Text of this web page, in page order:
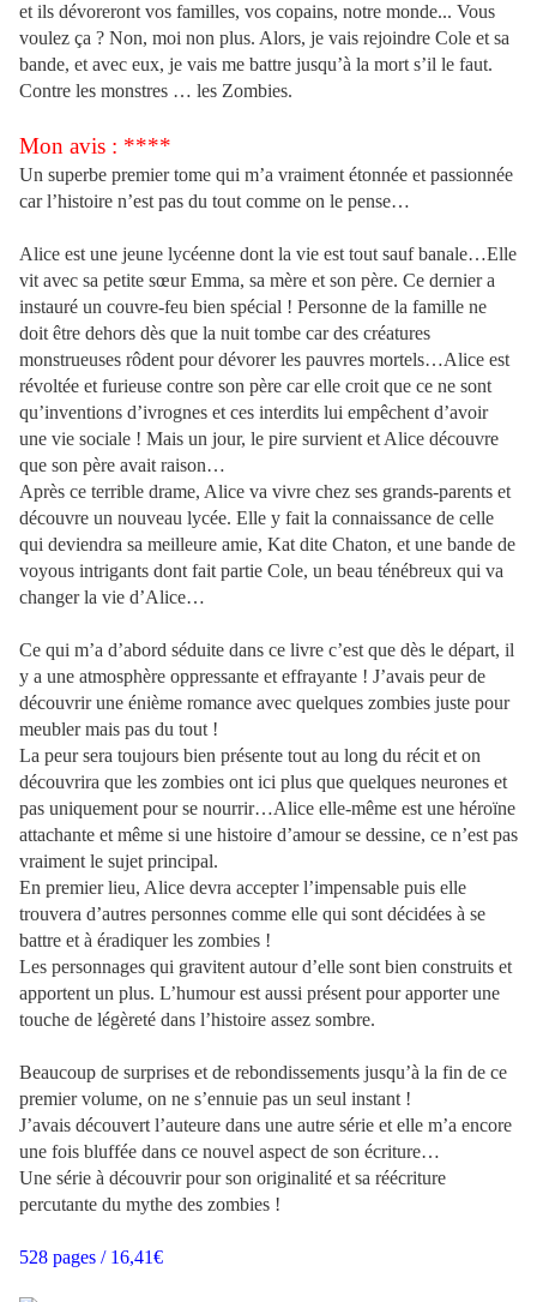
et ils dévoreront vos familles, vos copains, notre monde... Vous
voulez ça ? Non, moi non plus. Alors, je vais rejoindre Cole et sa
bande, et avec eux, je vais me battre jusqu’à la mort s’il le faut.
Contre les monstres … les Zombies.
Mon avis : ****
Un superbe premier tome qui m’a vraiment étonnée et passionnée
car l’histoire n’est pas du tout comme on le pense…
Alice est une jeune lycéenne dont la vie est tout sauf banale…Elle
vit avec sa petite sœur Emma, sa mère et son père. Ce dernier a
instauré un couvre-feu bien spécial ! Personne de la famille ne
doit être dehors dès que la nuit tombe car des créatures
monstrueuses rôdent pour dévorer les pauvres mortels…Alice est
révoltée et furieuse contre son père car elle croit que ce ne sont
qu’inventions d’ivrognes et ces interdits lui empêchent d’avoir
une vie sociale ! Mais un jour, le pire survient et Alice découvre
que son père avait raison…
Après ce terrible drame, Alice va vivre chez ses grands-parents et
découvre un nouveau lycée. Elle y fait la connaissance de celle
qui deviendra sa meilleure amie, Kat dite Chaton, et une bande de
voyous intrigants dont fait partie Cole, un beau ténébreux qui va
changer la vie d’Alice…
Ce qui m’a d’abord séduite dans ce livre c’est que dès le départ, il
y a une atmosphère oppressante et effrayante ! J’avais peur de
découvrir une énième romance avec quelques zombies juste pour
meubler mais pas du tout !
La peur sera toujours bien présente tout au long du récit et on
découvrira que les zombies ont ici plus que quelques neurones et
pas uniquement pour se nourrir…Alice elle-même est une héroïne
attachante et même si une histoire d’amour se dessine, ce n’est pas
vraiment le sujet principal.
En premier lieu, Alice devra accepter l’impensable puis elle
trouvera d’autres personnes comme elle qui sont décidées à se
battre et à éradiquer les zombies !
Les personnages qui gravitent autour d’elle sont bien construits et
apportent un plus. L’humour est aussi présent pour apporter une
touche de légèreté dans l’histoire assez sombre.
Beaucoup de surprises et de rebondissements jusqu’à la fin de ce
premier volume, on ne s’ennuie pas un seul instant !
J’avais découvert l’auteure dans une autre série et elle m’a encore
une fois bluffée dans ce nouvel aspect de son écriture…
Une série à découvrir pour son originalité et sa réécriture
percutante du mythe des zombies !
528 pages / 16,41€